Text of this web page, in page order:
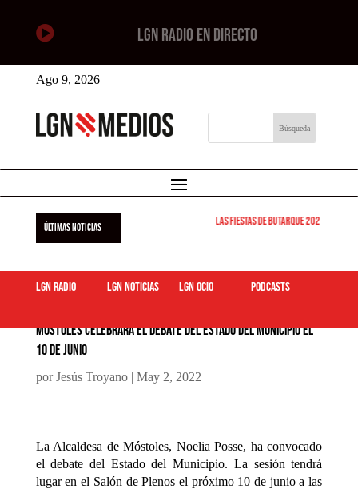
 LGN RADIO EN DIRECTO
Ago 9, 2026
ÚLTIMAS NOTICIAS Las Fiestas de Butarque 2026
LGN Radio LGN Noticias LGN ocio podcasts
Móstoles celebrará el Debate del Estado del Municipio el
10 de junio
porJesús Troyano| May 2, 2022
La Alcaldesa de Móstoles, Noelia Posse, ha convocado
el debate del Estado del Municipio. La sesión tendrá
lugar en el Salón de Plenos el próximo 10 de junio a las